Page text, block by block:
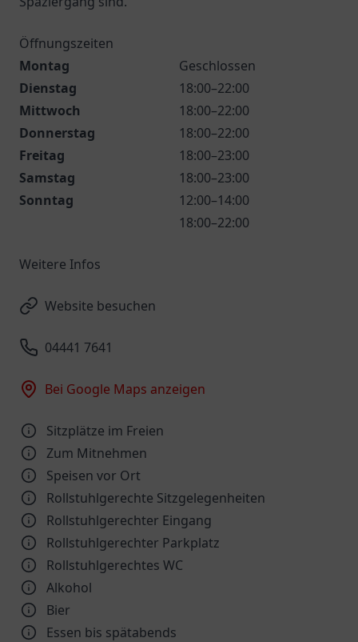
Öffnungszeiten
Montag
Geschlossen
Dienstag
18:00–22:00
Mittwoch
18:00–22:00
Donnerstag
18:00–22:00
Freitag
18:00–23:00
Samstag
18:00–23:00
Sonntag
12:00–14:00
18:00–22:00
Weitere Infos
Website besuchen
04441 7641
Bei Google Maps anzeigen
Sitzplätze im Freien
Zum Mitnehmen
Speisen vor Ort
Rollstuhlgerechte Sitzgelegenheiten
Rollstuhlgerechter Eingang
Rollstuhlgerechter Parkplatz
Rollstuhlgerechtes WC
Alkohol
Bier
Essen bis spätabends